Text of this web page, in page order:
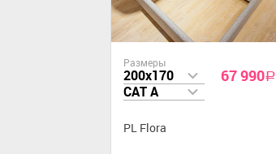
Размеры
200x170
CAT A
67 990a
PL Flora